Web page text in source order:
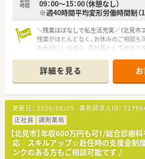
時間
09：00～15：00（休憩なし）
※週40時間平均変形労働時間制（1
＼残業ほぼなしで私生活充実／（北見市
残業がほとんどなく、お休みのご相談も
を大切にしながら、正社員としてゆとり
＊------------------------------------------＊
【店舗情報と応需状況について】
■JR北見駅から徒歩7分の立地 消化器
局です。
■処方せん枚数は、1日100枚程度、消化
総合病院からの処方箋も応需しています。
薬剤師は常勤3名在籍しており、在宅も
■電子薬歴を完備全自動分包機や錠剤、
設備も整っています。
詳細を見る
更新日： 2026/08/05 薬剤師求人ID：
正社員
調剤薬局
【北見市】年収600万円も可！/総合診療
応 スキルアップ☆赴任時の支度金制度
ンクのある方もご相談可能です♪